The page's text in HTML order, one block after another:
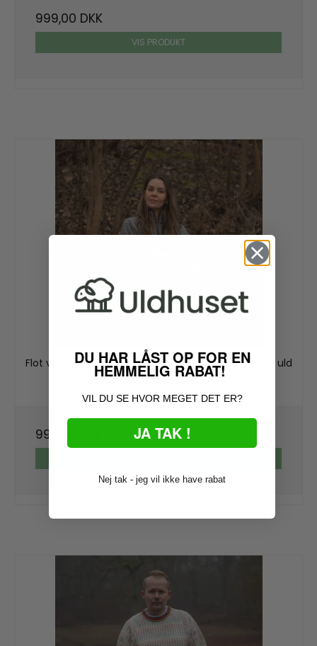
999,00 DKK
VIS PRODUKT
Flot varm uldtrøje i originalt norsk design i 100% ren uld
til kvinder
999,00 DKK
DU HAR LÅST OP FOR EN
HEMMELIG RABAT!
VIL DU SE HVOR MEGET DET ER?
JA TAK !
Nej tak - jeg vil ikke have rabat